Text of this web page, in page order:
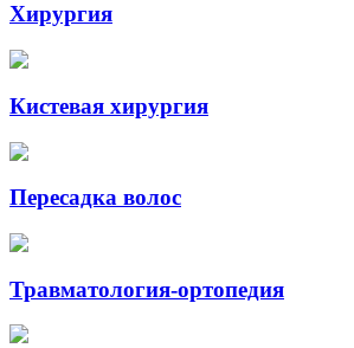
Хирургия
Кистевая хирургия
Пересадка волос
Травматология-ортопедия